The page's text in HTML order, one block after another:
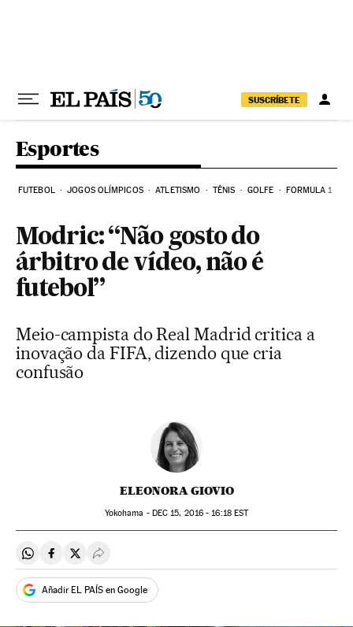
SUSCRÍBETE
Esportes
FUTEBOL JOGOS OLÍMPICOS ATLETISMO TÊNIS GOLFE FORMULA 1
Modric: “Não gosto do
árbitro de vídeo, não é
futebol”
Meio-campista do Real Madrid critica a
inovação da FIFA, dizendo que cria
confusão
ELEONORA GIOVIO
Yokohama - DEC 15, 2016 - 16:18EST
Compartir en Whatsapp
Compartir en Facebook
Compartir en Twitter
Desplegar Redes Sociales
Añadir EL PAÍS en Google